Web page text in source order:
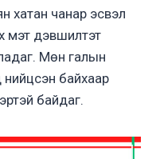
хатан чанар эсвэл
мэт дэвшилтэт
Мөн галын
нийцсэн байхаар
байдаг.